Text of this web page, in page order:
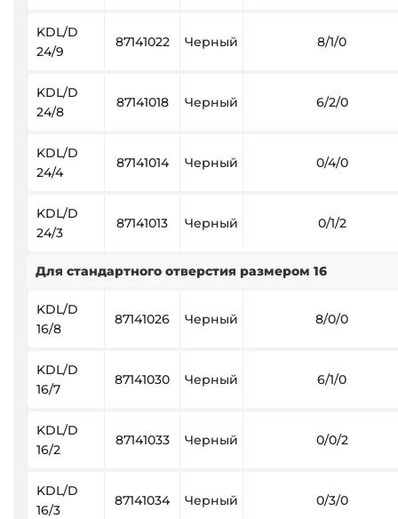
KDL/D
24/9
87141022 Черный 8/1/0
KDL/D
24/8
87141018 Черный 6/2/0
KDL/D
24/4
87141014 Черный 0/4/0
KDL/D
24/3
87141013 Черный 0/1/2
Для стандартного отверстия размером 16
KDL/D
16/8
87141026 Черный 8/0/0
KDL/D
16/7
87141030 Черный 6/1/0
KDL/D
16/2
87141033 Черный 0/0/2
KDL/D
16/3
87141034 Черный 0/3/0